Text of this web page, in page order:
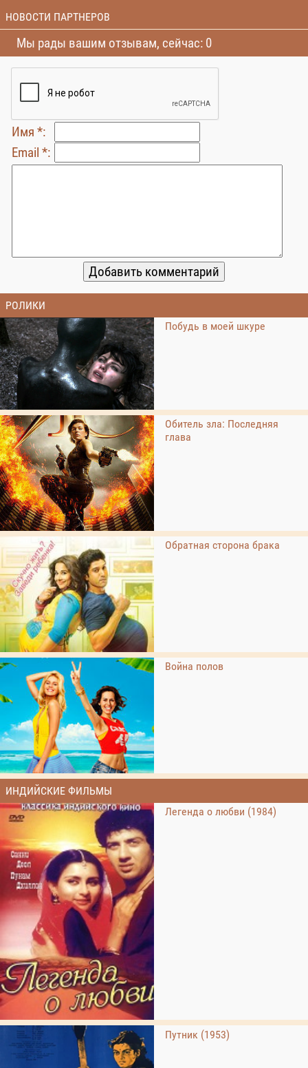
НОВОСТИ ПАРТНЕРОВ
Мы рады вашим отзывам, сейчас: 0
Имя *:
Email *:
РОЛИКИ
Побудь в моей шкуре
Обитель зла: Последняя
глава
Обратная сторона брака
Война полов
ИНДИЙСКИЕ ФИЛЬМЫ
Легенда о любви (1984)
Путник (1953)